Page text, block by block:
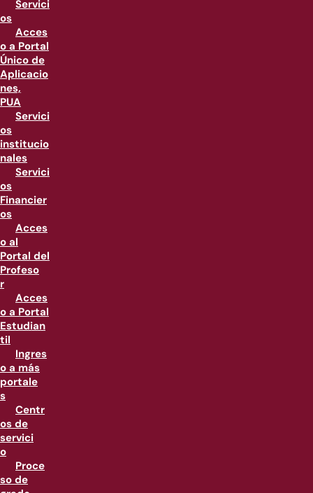
Servici
os
Acces
o a Portal
Único de
Aplicacio
nes,
PUA
Servici
os
institucio
nales
Servici
os
Financier
os
Acces
o al
Portal del
Profeso
r
Acces
o a Portal
Estudian
til
Ingres
o a más
portale
s
Centr
os de
servici
o
Proce
so de